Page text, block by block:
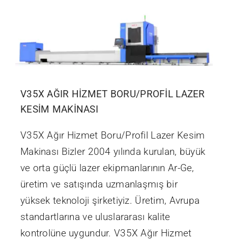
V35X AĞIR HİZMET BORU/PROFİL LAZER
KESİM MAKİNASI
V35X Ağır Hizmet Boru/Profil Lazer Kesim
Makinası Bizler 2004 yılında kurulan, büyük
ve orta güçlü lazer ekipmanlarının Ar-Ge,
üretim ve satışında uzmanlaşmış bir
yüksek teknoloji şirketiyiz. Üretim, Avrupa
standartlarına ve uluslararası kalite
kontrolüne uygundur. V35X Ağır Hizmet